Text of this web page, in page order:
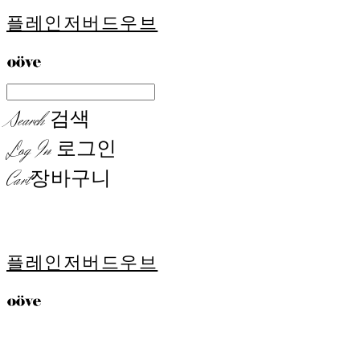
플레인저버드우브
Search검색
Log In 로그인
Cart장바구니
플레인저버드우브